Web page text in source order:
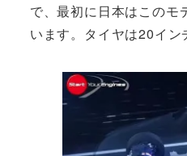
で、最初に日本はこのモ
います。タイヤは20イン